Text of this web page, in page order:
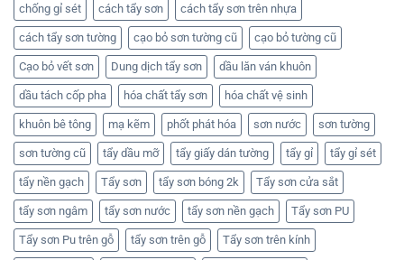
chống gỉ sét cách tẩy sơn cách tẩy sơn trên nhựa
cách tẩy sơn tường cạo bỏ sơn tường cũ cạo bỏ tường cũ
Cạo bỏ vết sơn Dung dịch tẩy sơn dầu lăn ván khuôn
dầu tách cốp pha hóa chất tẩy sơn hóa chất vệ sinh
khuôn bê tông mạ kẽm phốt phát hóa sơn nước sơn tường
sơn tường cũ tẩy dầu mỡ tẩy giấy dán tường tẩy gỉ tẩy gỉ sét
tẩy nền gạch Tẩy sơn tẩy sơn bóng 2k Tẩy sơn cửa sắt
tẩy sơn ngâm tẩy sơn nước tẩy sơn nền gạch Tẩy sơn PU
Tẩy sơn Pu trên gỗ tẩy sơn trên gỗ Tẩy sơn trên kính